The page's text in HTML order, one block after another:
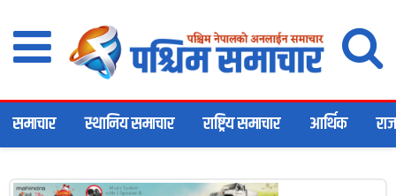
समाचार स्थानिय समाचार राष्ट्रिय समाचार आर्थिक